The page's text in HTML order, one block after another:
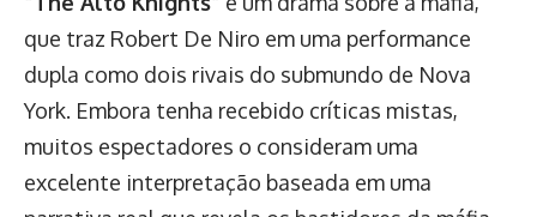
que traz Robert De Niro em uma performance
dupla como dois rivais do submundo de Nova
York. Embora tenha recebido críticas mistas,
muitos espectadores o consideram uma
excelente interpretação baseada em uma